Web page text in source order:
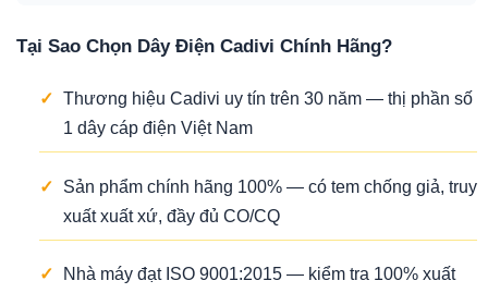
Tại Sao Chọn Dây Điện Cadivi Chính Hãng?
✓ Thương hiệu Cadivi uy tín trên 30 năm — thị phần số
1 dây cáp điện Việt Nam
✓
Sản phẩm chính hãng 100% — có tem chống giả, truy
xuất xuất xứ, đầy đủ CO/CQ
✓
Nhà máy đạt ISO 9001:2015 — kiểm tra 100% xuất